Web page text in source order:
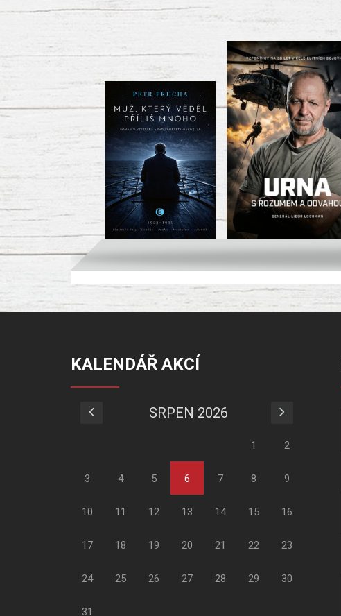
KALENDÁŘ AKCÍ
SRPEN 2026
1 2
3 4 5 6 7 8 9
10 11 12 13 14 15 16
17 18 19 20 21 22 23
24 25 26 27 28 29 30
31